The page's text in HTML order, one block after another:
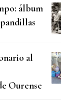
álbum
al
Ourense